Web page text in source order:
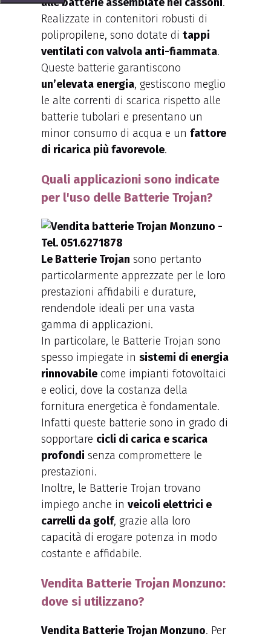
Realizzate in contenitori robusti di
polipropilene, sono dotate di tappi
ventilati con valvola anti-fiammata.
Queste batterie garantiscono
un’elevata energia, gestiscono meglio
le alte correnti di scarica rispetto alle
batterie tubolari e presentano un
minor consumo di acqua e un fattore
di ricarica più favorevole.
Quali applicazioni sono indicate
per l'uso delle Batterie Trojan?
Le Batterie Trojan sono pertanto
particolarmente apprezzate per le loro
prestazioni affidabili e durature,
rendendole ideali per una vasta
gamma di applicazioni.
In particolare, le Batterie Trojan sono
spesso impiegate in sistemi di energia
rinnovabile come impianti fotovoltaici
e eolici, dove la costanza della
fornitura energetica è fondamentale.
Infatti queste batterie sono in grado di
sopportare cicli di carica e scarica
profondi senza compromettere le
prestazioni.
Inoltre, le Batterie Trojan trovano
impiego anche in veicoli elettrici e
carrelli da golf, grazie alla loro
capacità di erogare potenza in modo
costante e affidabile.
Vendita Batterie Trojan Monzuno:
dove si utilizzano?
Vendita Batterie Trojan Monzuno. Per